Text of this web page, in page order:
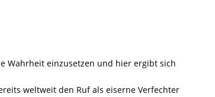
Wahrheit einzusetzen und hier ergibt sich
weltweit den Ruf als eiserne Verfechter